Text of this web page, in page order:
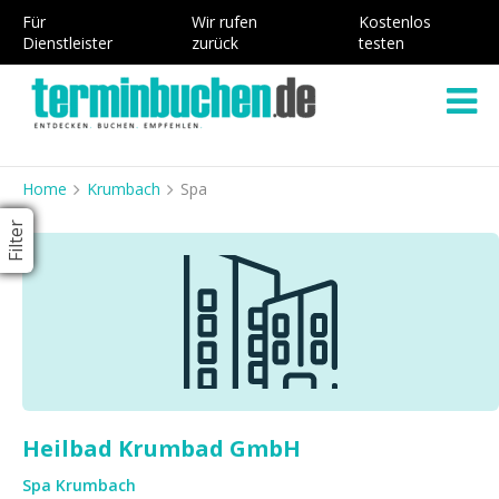
Für
Dienstleister
Wir rufen
zurück
Kostenlos
testen
Home Krumbach Spa
Filter
Heilbad Krumbad GmbH
Spa Krumbach